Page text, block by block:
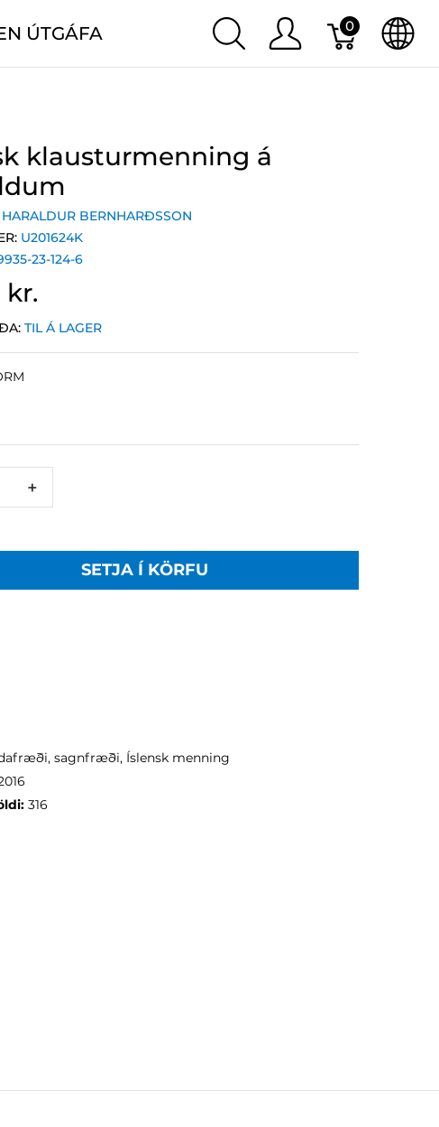
ÚTGÁFA 0
klausturmenning á
HARALDUR BERNHARÐSSON
U201624K
23-124-6
kr.
TIL Á LAGER
+
SETJA Í KÖRFU
sagnfræði, Íslensk menning
316